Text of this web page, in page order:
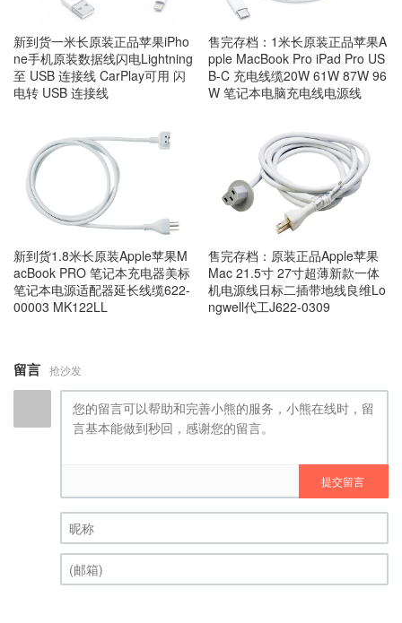
新到货一米长原装正品苹果iPho
ne手机原装数据线闪电Lightning
至 USB 连接线 CarPlay可用 闪
电转 USB 连接线
售完存档：1米长原装正品苹果A
pple MacBook Pro iPad Pro US
B-C 充电线缆20W 61W 87W 96
W 笔记本电脑充电线电源线
新到货1.8米长原装Apple苹果M
acBook PRO 笔记本充电器美标
笔记本电源适配器延长线缆622-
00003 MK122LL
售完存档：原装正品Apple苹果
Mac 21.5寸 27寸超薄新款一体
机电源线日标二插带地线良维Lo
ngwell代工J622-0309
留言 抢沙发
提交留言
昵称 (必填)